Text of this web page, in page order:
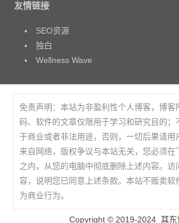
友情链接
SEO资源
独白
Wellness Wave
免责声明：本站为非盈利性个人博客，博客
码、软件的文章仅限用于学习和研究目的；
于商业或者非法用途，否则，一切后果请用
来自网络，版权争议与本站无关，您必须在
之内，从您的电脑中彻底删除上述内容。访
容，说明您已同意上述条款。本站不贩卖软
为商业行为。
Copyright © 2019-2024 耳